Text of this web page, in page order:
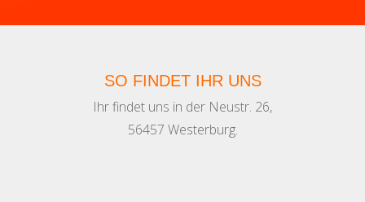
SO FINDET IHR UNS
Ihr findet uns in der Neustr. 26,
56457 Westerburg.